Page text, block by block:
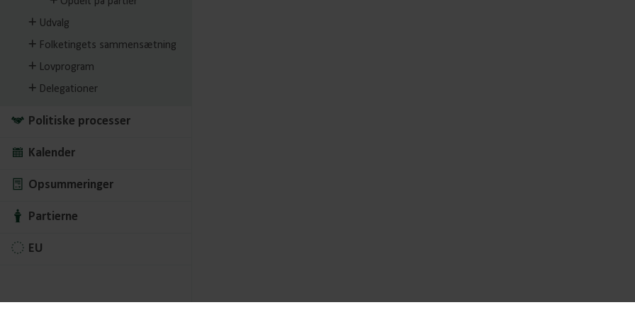
Udvalg
Folketingets sammensætning
Lovprogram
Delegationer
Politiske processer
Kalender
Opsummeringer
Partierne
EU